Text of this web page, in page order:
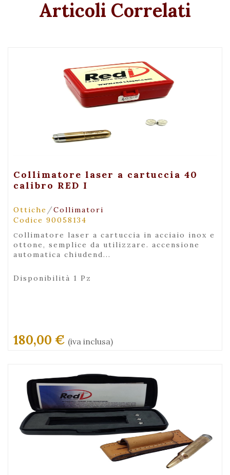
Articoli Correlati
+ Visualizza
Collimatore laser a cartuccia 40
calibro RED I
Ottiche /Collimatori
Codice 90058134
collimatore laser a cartuccia in acciaio inox e
ottone, semplice da utilizzare. accensione
automatica chiudend...
Disponibilità 1 Pz
180,00 € (iva inclusa)